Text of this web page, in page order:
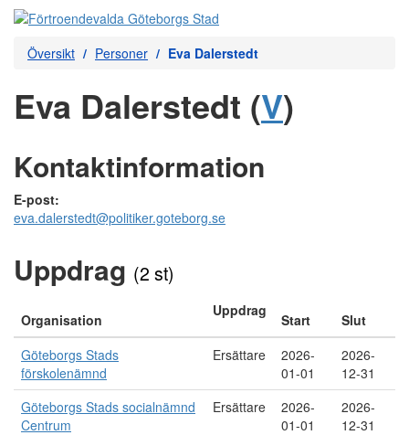
Översikt Personer Eva Dalerstedt
Eva Dalerstedt (V)
Kontaktinformation
E-post:
eva.dalerstedt@politiker.goteborg.se
Uppdrag (2 st)
Organisation
Uppdrag
Start
Slut
Göteborgs Stads
förskolenämnd
Ersättare
2026-
01-01
2026-
12-31
Göteborgs Stads socialnämnd
Centrum
Ersättare
2026-
01-01
2026-
12-31